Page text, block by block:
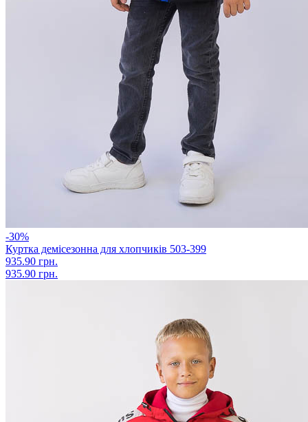
-30%
Куртка демісезонна для хлопчиків 503-399
935.90 грн.
935.90 грн.